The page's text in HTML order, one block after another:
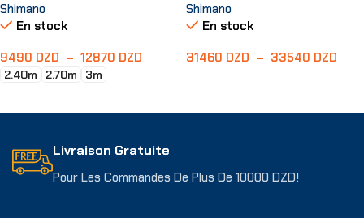
Shimano
En stock
9490 DZD – 12870 DZD
2.40m 2.70m 3m
Shimano
En stock
31460 DZD – 33540 DZD
Livraison Gratuite
Pour Les Commandes De Plus De 10000 DZD!